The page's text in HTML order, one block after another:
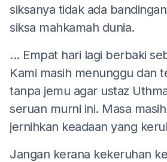
siksanya tidak ada
siksa mahkamah dunia.
... Empat hari lagi berbaki
Kami masih menunggu dan
tanpa jemu agar ustaz
seruan murni ini. Masa
jernihkan keadaan yang
Jangan kerana kekeruhan